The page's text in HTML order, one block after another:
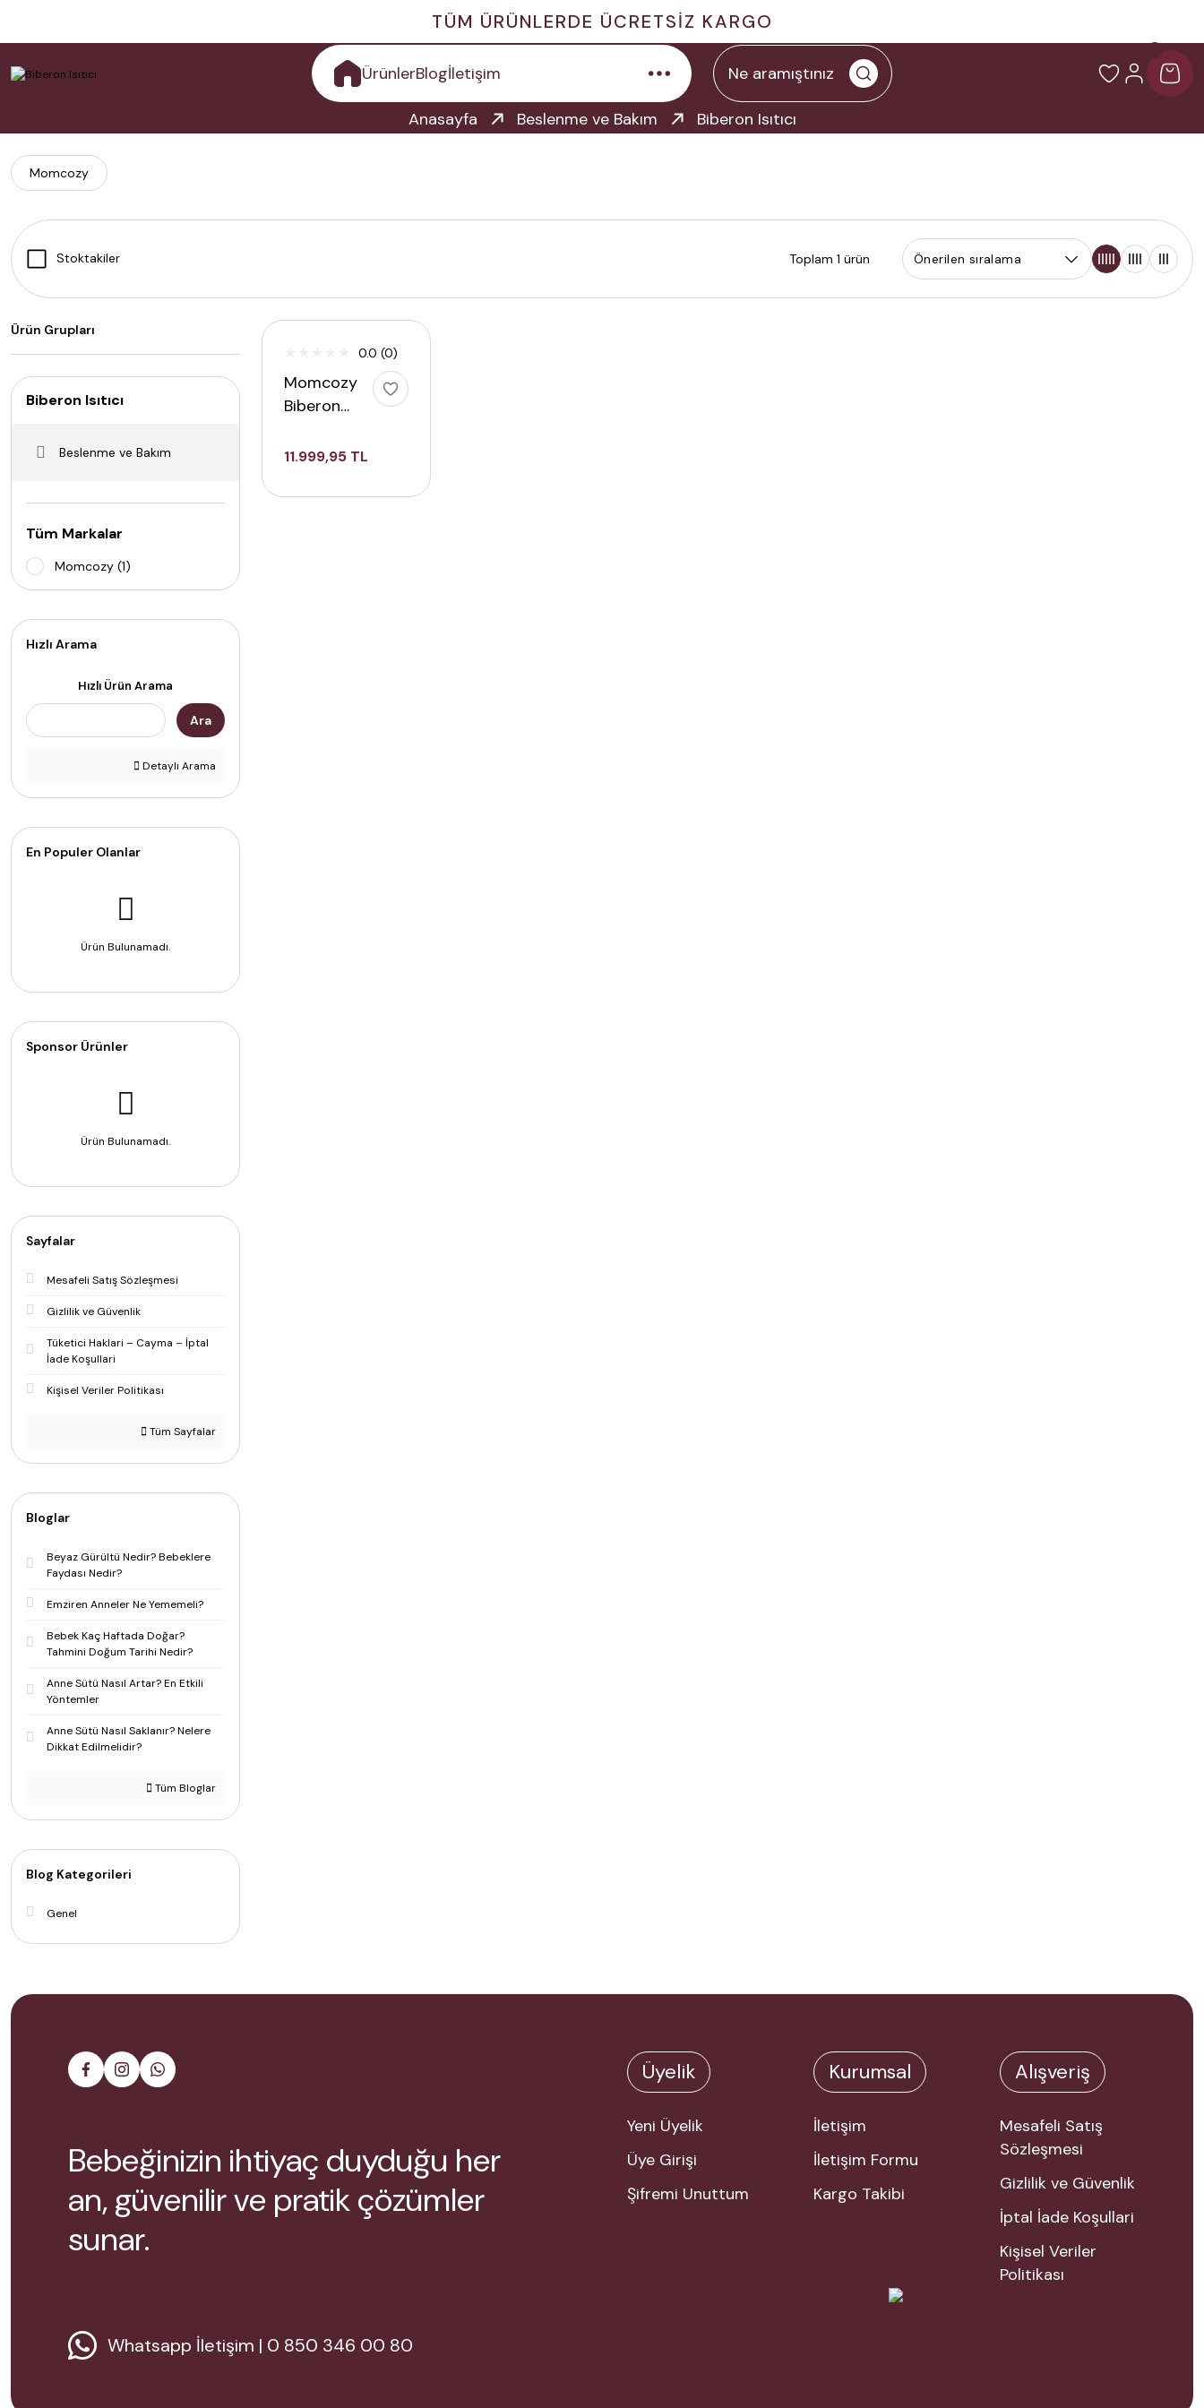
TÜM ÜRÜNLERDE ÜCRETSİZ KARGO
ÜrünlerBlogİletişim
Anasayfa Beslenme ve Bakım Biberon Isıtıcı
Momcozy
Stoktakiler Toplam 1 ürün
Ürün Grupları
Biberon Isıtıcı
Beslenme ve Bakım
Tüm Markalar
Momcozy (1)
Hızlı Arama
Hızlı Ürün Arama
Ara
Detaylı Arama
En Populer Olanlar
Ürün Bulunamadı.
Sponsor Ürünler
Ürün Bulunamadı.
Sayfalar
Mesafeli Satış Sözleşmesi
Gizlilik ve Güvenlik
Tüketici Haklari – Cayma – İptal
İade Koşullari
Kişisel Veriler Politikası
Tüm Sayfalar
Bloglar
Beyaz Gürültü Nedir? Bebeklere
Faydası Nedir?
Emziren Anneler Ne Yememeli?
Bebek Kaç Haftada Doğar?
Tahmini Doğum Tarihi Nedir?
Anne Sütü Nasıl Artar? En Etkili
Yöntemler
Anne Sütü Nasıl Saklanır? Nelere
Dikkat Edilmelidir?
Tüm Bloglar
Blog Kategorileri
Genel
Tükendi
0.0 (0)
Momcozy
Biberon
11.999,95 TL
Bebeğinizin ihtiyaç duyduğu her
an, güvenilir ve pratik çözümler
sunar.
Whatsapp İletişim | 0 850 346 00 80
Üyelik
Yeni Üyelik
Üye Girişi
Şifremi Unuttum
Kurumsal
İletişim
İletişim Formu
Kargo Takibi
Alışveriş
Mesafeli Satış
Sözleşmesi
Gizlilik ve Güvenlik
İptal İade Koşullari
Kişisel Veriler
Politikası